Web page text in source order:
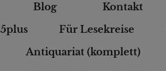
Blog Kontakt
5plus Für Lesekreise
Antiquariat (komplett)